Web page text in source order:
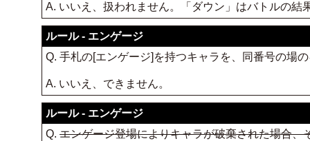
A. いいえ、扱われません。「ダウン」はバトルの結
ルール - エンゲージ
Q. 手札の[エンゲージ]を持つキャラを、同番号の場
A. いいえ、できません。
ルール - エンゲージ
Q. エンゲージ登場によりキャラが破棄された場合、